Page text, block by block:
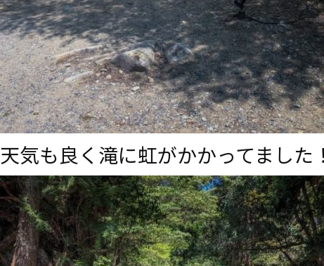
天気も良く滝に虹がかかってました